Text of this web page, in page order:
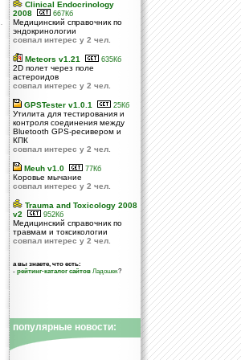
Clinical Endocrinology
2008
667Кб
Медицинский справочник по
эндокринологии
совпал интерес у 2 чел.
Meteors v1.21 635Кб
2D полет через поле
астероидов
совпал интерес у 2 чел.
GPSTester v1.0.1 25Кб
Утилита для тестирования и
контроля соединения между
Bluetooth GPS-ресивером и
КПК
совпал интерес у 2 чел.
Meuh v1.0 77Кб
Коровье мычание
совпал интерес у 2 чел.
Trauma and Toxicology 2008
v2
952Кб
Медицинский справочник по
травмам и токсикологии
совпал интерес у 2 чел.
а вы знаете, что есть:
- рейтинг-каталог сайтов Ладошек?
популярные новости: